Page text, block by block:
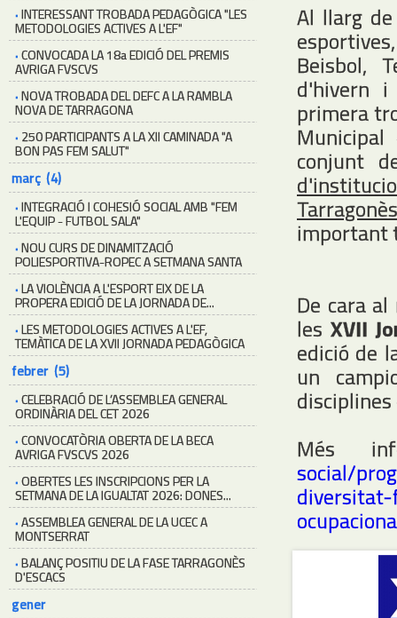
·INTERESSANT TROBADA PEDAGÒGICA "LES
METODOLOGIES ACTIVES A L'EF"
·CONVOCADA LA 18a EDICIÓ DEL PREMIS
AVRIGA FVSCVS
·NOVA TROBADA DEL DEFC A LA RAMBLA
NOVA DE TARRAGONA
· 250 PARTICIPANTS A LA XII CAMINADA "A
BON PAS FEM SALUT"
març (4)
·INTEGRACIÓ I COHESIÓ SOCIAL AMB "FEM
L'EQUIP - FUTBOL SALA"
·NOU CURS DE DINAMITZACIÓ
POLIESPORTIVA-ROPEC A SETMANA SANTA
·LA VIOLÈNCIA A L'ESPORT EIX DE LA
PROPERA EDICIÓ DE LA JORNADA DE...
·LES METODOLOGIES ACTIVES A L'EF,
TEMÀTICA DE LA XVII JORNADA PEDAGÒGICA
febrer (5)
·CELEBRACIÓ DE L’ASSEMBLEA GENERAL
ORDINÀRIA DEL CET 2026
·CONVOCATÒRIA OBERTA DE LA BECA
AVRIGA FVSCVS 2026
·OBERTES LES INSCRIPCIONS PER LA
SETMANA DE LA IGUALTAT 2026: DONES...
·ASSEMBLEA GENERAL DE LA UCEC A
MONTSERRAT
·BALANÇ POSITIU DE LA FASE TARRAGONÈS
D'ESCACS
gener
Al llarg
Beisbol,
d'hivern i
primera
conjunt
Tarragonès
important
De cara
les XVII
edició de
un
Més
social/